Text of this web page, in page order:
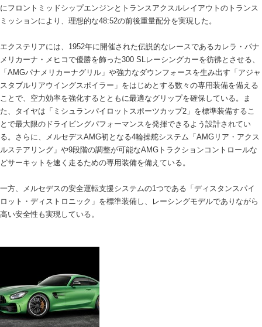
にフロントミッドシップエンジンとトランスアクスルレイアウトのトランス
ミッションにより、理想的な48:52の前後重量配分を実現した。
エクステリアには、1952年に開催された伝説的なレースであるカレラ・パナ
メリカーナ・メヒコで優勝を飾った300 SLレーシングカーを彷彿とさせる、
「AMGパナメリカーナグリル」や強力なダウンフォースを生み出す「アジャ
スタブルリアウイングスポイラー」をはじめとする数々の専用装備を備える
ことで、空力効率を強化するとともに最適なグリップを確保している。ま
た、タイヤは「ミシュランパイロットスポーツカップ2」を標準装備するこ
とで最大限のドライビングパフォーマンスを発揮できるよう設計されてい
る。さらに、メルセデスAMG初となる4輪操舵システム「AMGリア・アクス
ルステアリング」や9段階の調整が可能なAMGトラクションコントロールな
どサーキットを速く走るための専用装備を備えている。
一方、メルセデスの安全運転支援システムの1つである「ディスタンスパイ
ロット・ディストロニック」を標準装備し、レーシングモデルでありながら
高い安全性も実現している。